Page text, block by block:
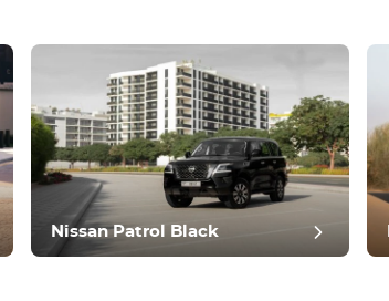
Nissan Patrol Black